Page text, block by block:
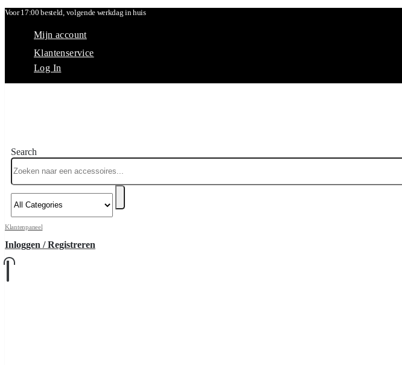
Voor 17:00 besteld, volgende werkdag in huis
Mijn account
Klantenservice
Log In
Search
Klantenpaneel
Inloggen / Registreren